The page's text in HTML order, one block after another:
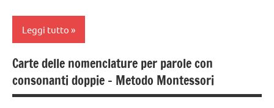
TUTORIAL
ARGOMENTI
PER ETA'
lettura e
scrittura
LINGUAGGIO
Leggi tutto
DOWNLOAD
Carte delle nomenclature per parole con
consonanti doppie – Metodo Montessori